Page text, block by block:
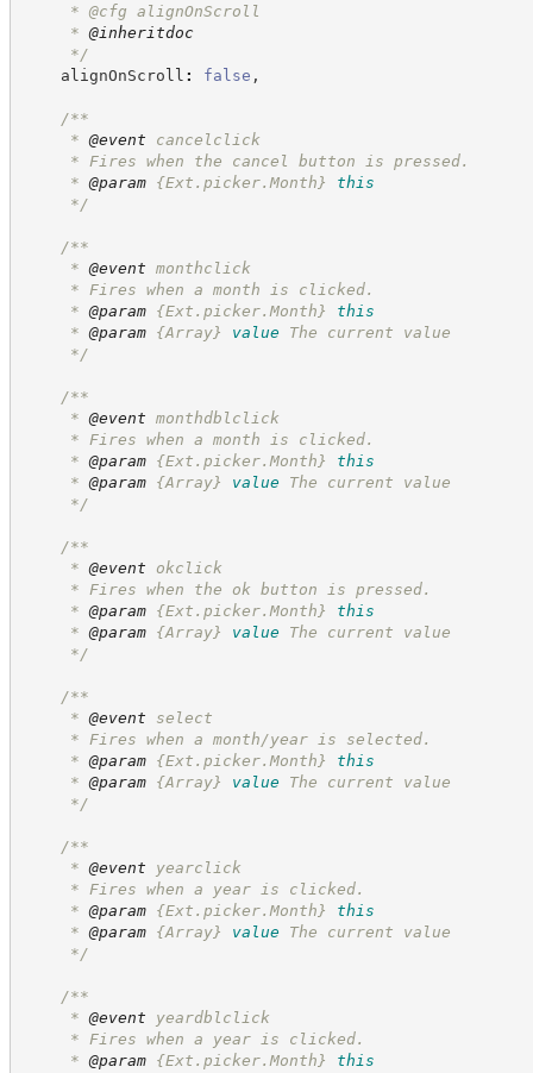
* @cfg alignOnScroll
* @inheritdoc
*/
alignOnScroll : false ,
/**
* @event cancelclick
* Fires when the cancel button is pressed.
* @param {Ext.picker.Month}
this
*/
/**
* @event monthclick
* Fires when a month is clicked.
* @param {Ext.picker.Month}
this
* @param {Array} value
The current value
*/
/**
* @event monthdblclick
* Fires when a month is clicked.
* @param {Ext.picker.Month}
this
* @param {Array} value
The current value
*/
/**
* @event okclick
* Fires when the ok button is pressed.
* @param {Ext.picker.Month}
this
* @param {Array} value
The current value
*/
/**
* @event select
* Fires when a month/year is selected.
* @param {Ext.picker.Month}
this
* @param {Array} value
The current value
*/
/**
* @event yearclick
* Fires when a year is clicked.
* @param {Ext.picker.Month}
this
* @param {Array} value
The current value
*/
/**
* @event yeardblclick
* Fires when a year is clicked.
* @param {Ext.picker.Month}
this